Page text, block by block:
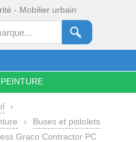
- Mobilier urbain
›
›
Buses et pistolets
Graco Contractor PC